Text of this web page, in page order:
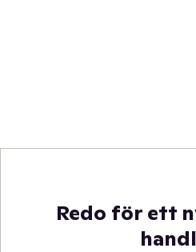
Redo för ett